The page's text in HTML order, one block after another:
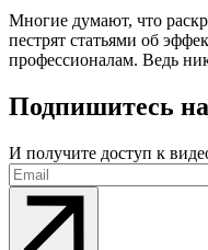
Многие думают, что
пестрят статьями об
профессионалам. Ведь
Подпишитесь
И получите доступ к
Электронная почта
Отправить